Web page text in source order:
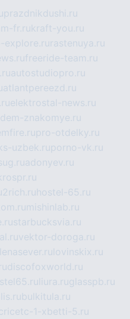
prazdnikdushi.ru
fr.rukraft-you.ru
explore.ru rastenuya.ru
freeride-team.ru
autostudiopro.ru
atlantpereezd.ru
elektrostal-news.ru
znakomye.ru
pro-otdelky.ru
uzbek.ruporno-vk.ru
adonyev.ru
2rich.ru hostel-65.ru
mishinlab.ru
starbucksvia.ru
vektor-doroga.ru
lenasever.ru lovinskix.ru
discofoxworld.ru
liura.ruglasspb.ru
bulkitula.ru
1-xbetti-5.ru